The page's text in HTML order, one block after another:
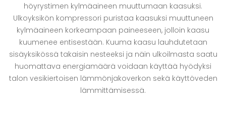
höyrystimen kylmäaineen muuttumaan kaasuksi.
Ulkoyksikön kompressori puristaa kaasuksi muuttuneen
kylmäaineen korkeampaan paineeseen, jolloin kaasu
kuumenee entisestään. Kuuma kaasu lauhdutetaan
sisäyksikössä takaisin nesteeksi ja näin ulkoilmasta saatu
huomattava energiamäärä voidaan käyttää hyödyksi
talon vesikiertoisen lämmönjakoverkon sekä käyttöveden
lämmittämisessä.